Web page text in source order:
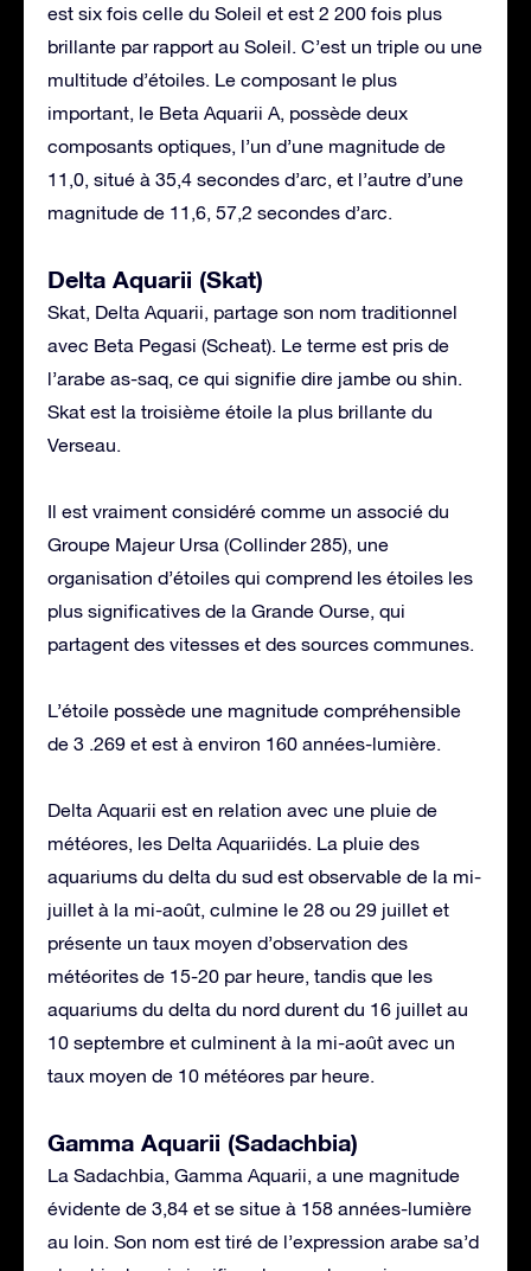
est six fois celle du Soleil et est 2 200 fois plus
brillante par rapport au Soleil. C’est un triple ou une
multitude d’étoiles. Le composant le plus
important, le Beta Aquarii A, possède deux
composants optiques, l’un d’une magnitude de
11,0, situé à 35,4 secondes d’arc, et l’autre d’une
magnitude de 11,6, 57,2 secondes d’arc.
Delta Aquarii (Skat)
Skat, Delta Aquarii, partage son nom traditionnel
avec Beta Pegasi (Scheat). Le terme est pris de
l’arabe as-saq, ce qui signifie dire jambe ou shin.
Skat est la troisième étoile la plus brillante du
Verseau.
Il est vraiment considéré comme un associé du
Groupe Majeur Ursa (Collinder 285), une
organisation d’étoiles qui comprend les étoiles les
plus significatives de la Grande Ourse, qui
partagent des vitesses et des sources communes.
L’étoile possède une magnitude compréhensible
de 3 .269 et est à environ 160 années-lumière.
Delta Aquarii est en relation avec une pluie de
météores, les Delta Aquariidés. La pluie des
aquariums du delta du sud est observable de la mi-
juillet à la mi-août, culmine le 28 ou 29 juillet et
présente un taux moyen d’observation des
météorites de 15-20 par heure, tandis que les
aquariums du delta du nord durent du 16 juillet au
10 septembre et culminent à la mi-août avec un
taux moyen de 10 météores par heure.
Gamma Aquarii (Sadachbia)
La Sadachbia, Gamma Aquarii, a une magnitude
évidente de 3,84 et se situe à 158 années-lumière
au loin. Son nom est tiré de l’expression arabe sa’d